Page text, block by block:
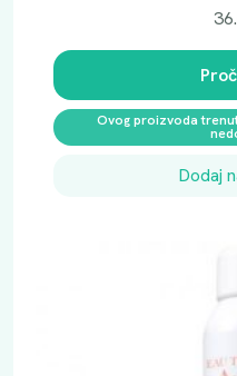
Ovog proizvoda
Dodaj